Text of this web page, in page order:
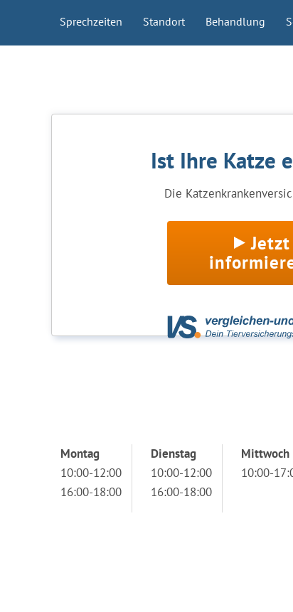
Sprechzeiten Standort Behandlung
Ist Ihre Katze
Die
Jetzt
Montag
10:00-12:00
16:00-18:00
Dienstag
10:00-12:00
16:00-18:00
Mittwoch
10:00-